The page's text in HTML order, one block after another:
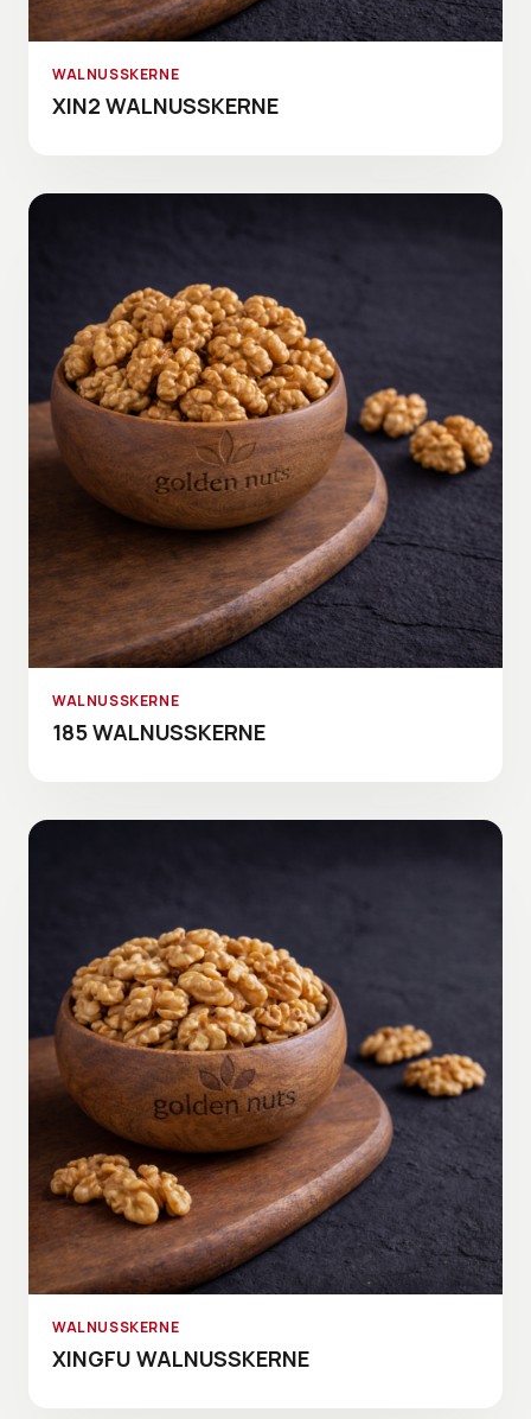
WALNUSSKERNE
XIN2 WALNUSSKERNE
WALNUSSKERNE
185 WALNUSSKERNE
WALNUSSKERNE
XINGFU WALNUSSKERNE